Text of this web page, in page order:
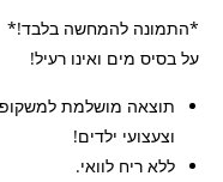
*התמונה להמחשה בלבד!*
על בסיס מים ואינו רעיל!
תוצאה מושלמת
וצעצועי ילדים!
ללא ריח לוואי.